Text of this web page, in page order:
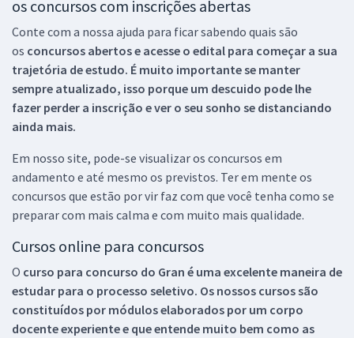
os concursos com inscrições abertas
Conte com a nossa ajuda para ficar sabendo quais são
os concursos abertos e acesse o edital para começar a sua
trajetória de estudo. É muito importante se manter
sempre atualizado, isso porque um descuido pode lhe
fazer perder a inscrição e ver o seu sonho se distanciando
ainda mais.
Em nosso site, pode-se visualizar os concursos em
andamento e até mesmo os previstos. Ter em mente os
concursos que estão por vir faz com que você tenha como se
preparar com mais calma e com muito mais qualidade.
Cursos online para concursos
O curso para concurso do Gran é uma excelente maneira de
estudar para o processo seletivo. Os nossos cursos são
constituídos por módulos elaborados por um corpo
docente experiente e que entende muito bem como as